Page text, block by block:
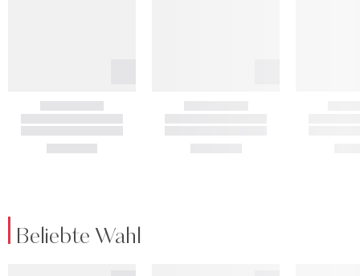
Beliebte Wahl